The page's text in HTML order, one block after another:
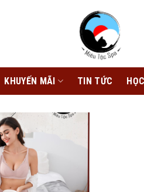
KHUYẾN MÃI TIN TỨC